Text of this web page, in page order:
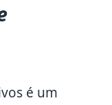
é um